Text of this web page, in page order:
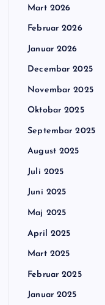
Mart 2026
Februar 2026
Januar 2026
Decembar 2025
Novembar 2025
Oktobar 2025
Septembar 2025
August 2025
Juli 2025
Juni 2025
Maj 2025
April 2025
Mart 2025
Februar 2025
Januar 2025